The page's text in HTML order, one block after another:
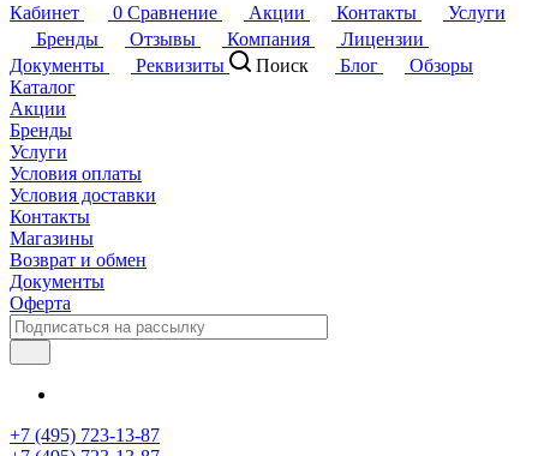
Кабинет
0 Сравнение Акции Контакты
Услуги
Бренды
Отзывы Компания
Лицензии
Документы
Реквизиты Поиск Блог
Обзоры
Каталог
Акции
Бренды
Услуги
Условия оплаты
Условия доставки
Контакты
Магазины
Возврат и обмен
Документы
Оферта
+7 (495) 723-13-87